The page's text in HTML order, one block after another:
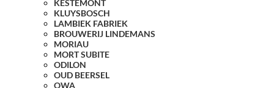
KESTEMONT
KLUYSBOSCH
LAMBIEK FABRIEK
BROUWERIJ LINDEMANS
MORIAU
MORT SUBITE
ODILON
OUD BEERSEL
OWA